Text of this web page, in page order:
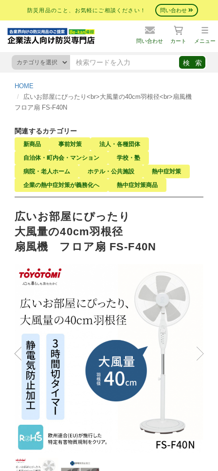
防災用品のこと、お気軽にご相談ください！ 問い合わせ
問い合わせ カート メニュー
HOME
広いお部屋にぴったり<br>大風量の40cm羽根径<br>扇風機
フロア扇 FS-F40N
関連するカテゴリー
新商品 事前対策
法人・各種団体
自治体・町内会・マンション
学校・塾
病院・老人ホーム
ホテル・公共施設
熱中症対策
企業の熱中症対策が義務化へ
熱中症対策商品
広いお部屋にぴったり
大風量の40cm羽根径
扇風機 フロア扇 FS-F40N